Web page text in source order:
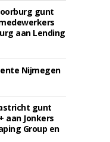
gunt
aan Lending
Nijmegen
gunt
aan Jonkers
Group en